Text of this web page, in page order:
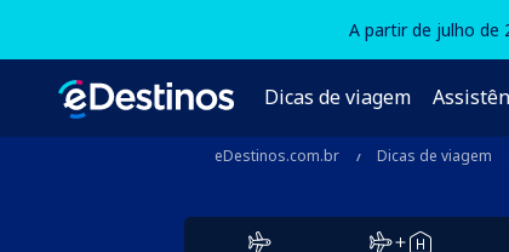
A partir de julho de
Dicas de viagem
eDestinos.com.br Dicas de viagem